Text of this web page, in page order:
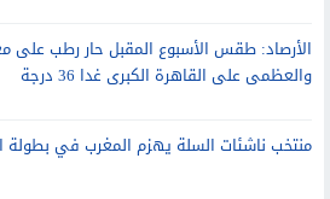
الأرصاد: طقس الأسبوع المقبل حار رطب على
والعظمى على القاهرة الكبرى غدا 36 درجة
منتخب ناشئات السلة يهزم المغرب في بطولة